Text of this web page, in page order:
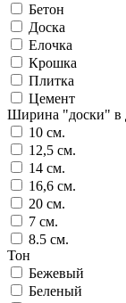
Бетон
Доска
Елочка
Крошка
Плитка
Цемент
Ширина "доски" в
10 см.
12,5 см.
14 см.
16,6 см.
20 см.
7 см.
8.5 см.
Тон
Бежевый
Беленый